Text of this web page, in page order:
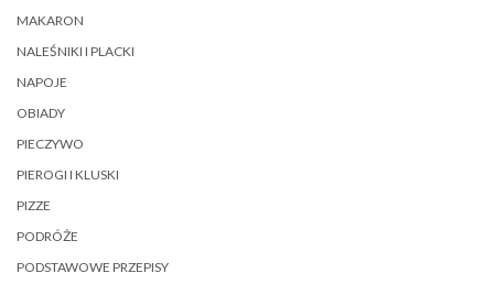
MAKARON
NALEŚNIKI I PLACKI
NAPOJE
OBIADY
PIECZYWO
PIEROGI I KLUSKI
PIZZE
PODRÓŻE
PODSTAWOWE PRZEPISY